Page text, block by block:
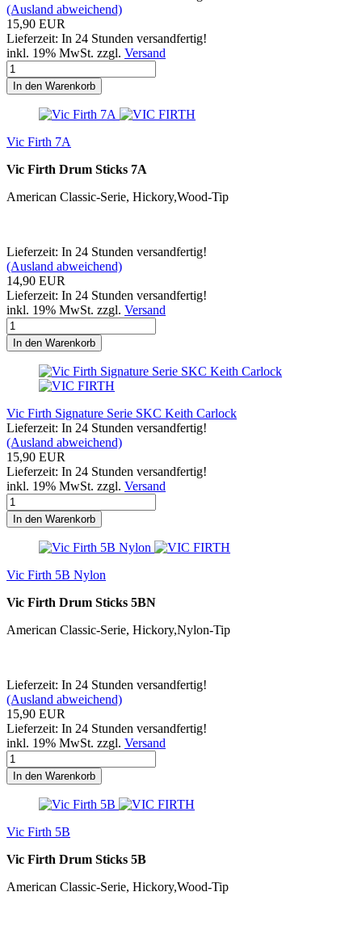
(Ausland abweichend)
15,90 EUR
Lieferzeit: In 24 Stunden versandfertig!
inkl. 19% MwSt. zzgl. Versand
In den Warenkorb
Vic Firth 7A
Vic Firth Drum Sticks 7A
American Classic-Serie, Hickory,Wood-Tip
Lieferzeit: In 24 Stunden versandfertig!
(Ausland abweichend)
14,90 EUR
Lieferzeit: In 24 Stunden versandfertig!
inkl. 19% MwSt. zzgl. Versand
In den Warenkorb
Vic Firth Signature Serie SKC Keith Carlock
Lieferzeit: In 24 Stunden versandfertig!
(Ausland abweichend)
15,90 EUR
Lieferzeit: In 24 Stunden versandfertig!
inkl. 19% MwSt. zzgl. Versand
In den Warenkorb
Vic Firth 5B Nylon
Vic Firth Drum Sticks 5BN
American Classic-Serie, Hickory,Nylon-Tip
Lieferzeit: In 24 Stunden versandfertig!
(Ausland abweichend)
15,90 EUR
Lieferzeit: In 24 Stunden versandfertig!
inkl. 19% MwSt. zzgl. Versand
In den Warenkorb
Vic Firth 5B
Vic Firth Drum Sticks 5B
American Classic-Serie, Hickory,Wood-Tip